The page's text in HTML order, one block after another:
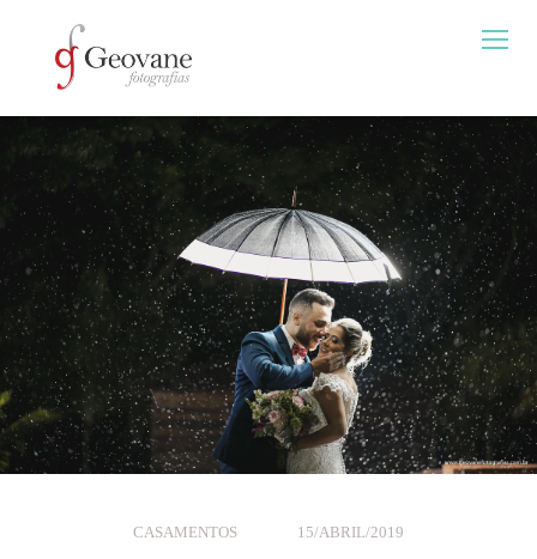
CASAMENTOS 15/ABRIL/2019